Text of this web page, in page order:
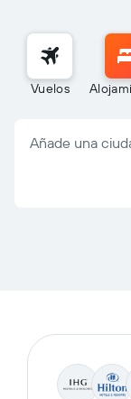
Vuelos
Añade una